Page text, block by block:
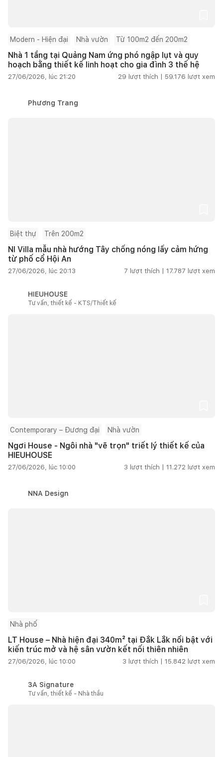
Modern - Hiện đại Nhà vườn Từ 100m2 đến 200m2
Nhà 1 tầng tại Quảng Nam ứng phó ngập lụt và quy
hoạch bằng thiết kế linh hoạt cho gia đình 3 thế hệ
27/06/2026, lúc 21:20 29 lượt thích | 59.176 lượt xem
Phương Trang
Biệt thự Trên 200m2
NI Villa mẫu nhà hướng Tây chống nóng lấy cảm hứng
từ phố cổ Hội An
27/06/2026, lúc 20:13 7 lượt thích | 17.787 lượt xem
HIEUHOUSE
Tư vấn, thiết kế - KTS/Thiết kế
Contemporary – Đương đại Nhà vườn
Ngơi House - Ngôi nhà "vẽ trọn" triết lý thiết kế của
HIEUHOUSE
27/06/2026, lúc 10:00 3 lượt thích | 11.272 lượt xem
NNA Design
Nhà phố
LT House – Nhà hiện đại 340m² tại Đắk Lắk nổi bật với
kiến trúc mở và hệ sân vườn kết nối thiên nhiên
27/06/2026, lúc 10:00 3 lượt thích | 15.842 lượt xem
3A Signature
Tư vấn, thiết kế - Nhà thầu